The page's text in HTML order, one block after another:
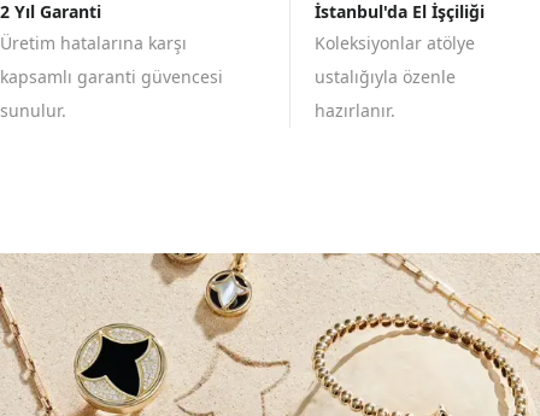
2 Yıl Garanti
Üretim hatalarına karşı
kapsamlı garanti güvencesi
sunulur.
İstanbul'da El İşçiliği
Koleksiyonlar atölye
ustalığıyla özenle
hazırlanır.